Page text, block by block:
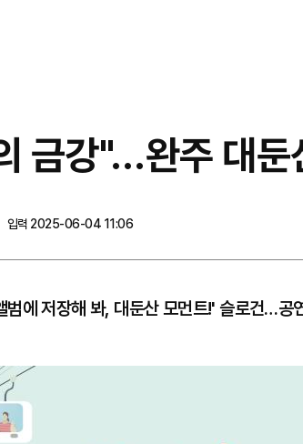
금강"…완주 대
입력 2025-06-04 11:06
범에 저장해 봐, 대둔산 모먼트!' 슬로건…공